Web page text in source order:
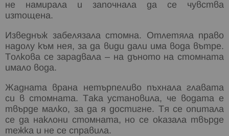
не намирала и започнала да се чувства
изтощена.
Изведнъж забелязала стомна. Отлетяла право
надолу към нея, за да види дали има вода вътре.
Толкова се зарадвала – на дъното на стомната
имало вода.
Жадната врана нетърпеливо пъхнала главата
си в стомната. Така установила, че водата е
твърде малко, за да я достигне. Тя се опитала
се да наклони стомната, но се оказала твърде
тежка и не се справила.